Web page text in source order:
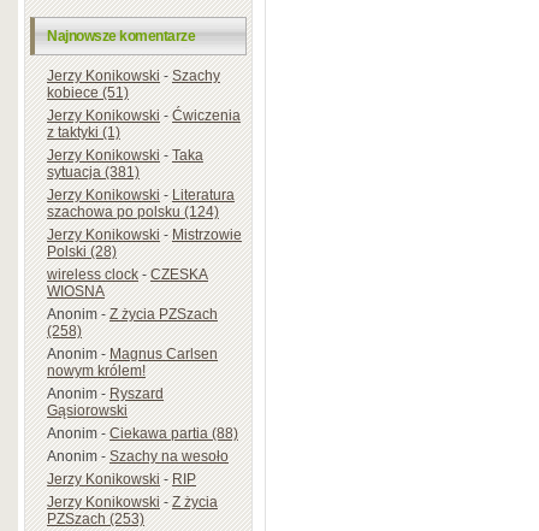
Najnowsze komentarze
Jerzy Konikowski-Szachy
kobiece (51)
Jerzy Konikowski-Ćwiczenia
z taktyki (1)
Jerzy Konikowski-Taka
sytuacja (381)
Jerzy Konikowski-Literatura
szachowa po polsku (124)
Jerzy Konikowski-Mistrzowie
Polski (28)
wireless clock-CZESKA
WIOSNA
Anonim-Z życia PZSzach
(258)
Anonim-Magnus Carlsen
nowym królem!
Anonim-Ryszard
Gąsiorowski
Anonim-Ciekawa partia (88)
Anonim-Szachy na wesoło
Jerzy Konikowski-RIP
Jerzy Konikowski-Z życia
PZSzach (253)